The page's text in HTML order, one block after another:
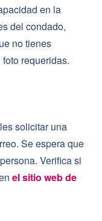
en la
del condado,
no tienes
requeridas.
solicitar una
Se espera que
Verifica si
el sitio web de